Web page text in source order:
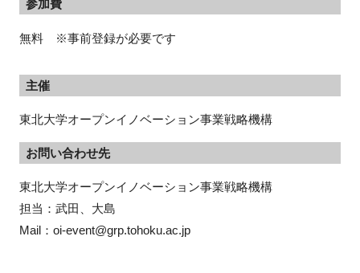
参加費
無料 ※事前登録が必要です
主催
東北大学オープンイノベーション事業戦略機構
お問い合わせ先
東北大学オープンイノベーション事業戦略機構
担当：武田、大島
Mail：oi-event@grp.tohoku.ac.jp